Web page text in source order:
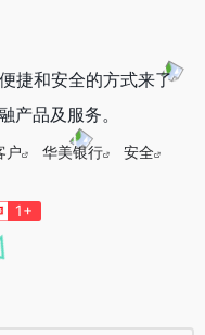
捷和安全的方式来了
产品及服务。
户 华美银行
安全
1+